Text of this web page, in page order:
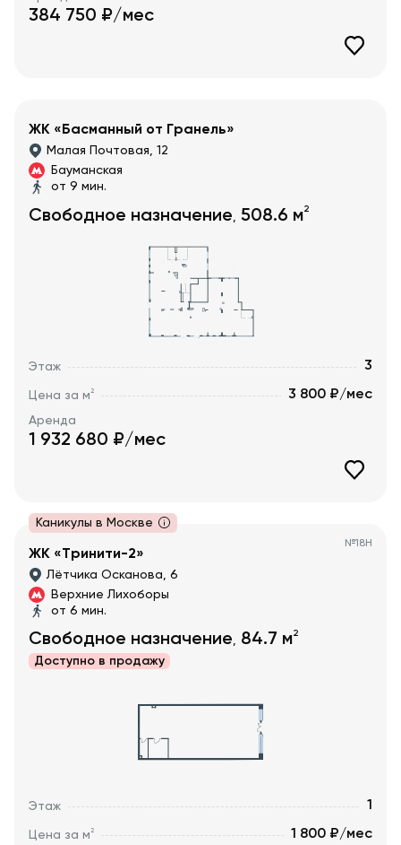
384 750 ₽/мес
ЖК «Басманный от Гранель»
Малая Почтовая, 12
Бауманская
от 9 мин.
Свободное назначение 508.6 м2
Этаж 3
Цена за м2 3 800 ₽/мес
Аренда
1 932 680 ₽/мес
Каникулы в Москве
№18Н
ЖК «Тринити-2»
Лётчика Осканова, 6
Верхние Лихоборы
от 6 мин.
Свободное назначение, 84.7 м2
Доступно в продажу
Этаж 1
Цена за м2 1 800 ₽/мес